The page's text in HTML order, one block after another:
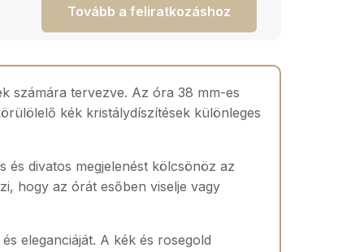
Tovább a feliratkozáshoz
számára tervezve. Az óra 38 mm-es
kék kristálydíszítések különleges
divatos megjelenést kölcsönöz az
hogy az órát esőben viselje vagy
eleganciáját. A kék és rosegold